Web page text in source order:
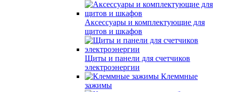
Аксессуары и комплектующие для
щитов и шкафов
Щиты и панели для счетчиков
электроэнергии
Клеммные
зажимы